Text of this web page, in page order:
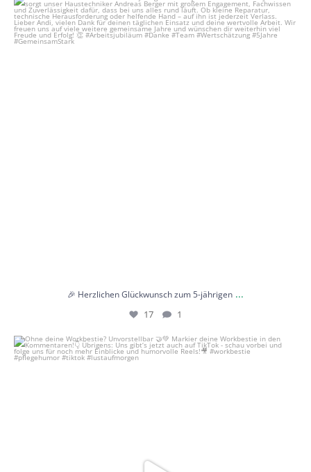
🎉 Herzlichen Glückwunsch zum 5-jährigen...
17 1
🎉 Herzlichen Glückwunsch zum 5-jährigen ...
17 1
Ohne deine Workbestie? Unvorstellbar 🤝💚...